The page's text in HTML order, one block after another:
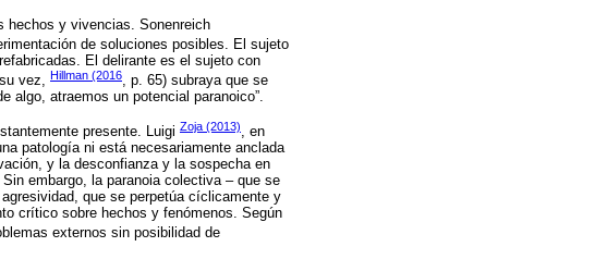
hechos y vivencias. Sonenreich
de soluciones posibles. El sujeto
El delirante es el sujeto con
vez, Hillman (2016, p. 65) subraya que se
algo, atraemos un potencial paranoico”.
presente. Luigi Zoja (2013)
, en
patología ni está necesariamente anclada
y la desconfianza y la sospecha en
embargo, la paranoia colectiva – que se
que se perpetúa cíclicamente y
crítico sobre hechos y fenómenos. Según
externos sin posibilidad de